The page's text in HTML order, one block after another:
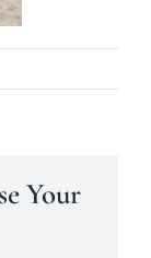
Your